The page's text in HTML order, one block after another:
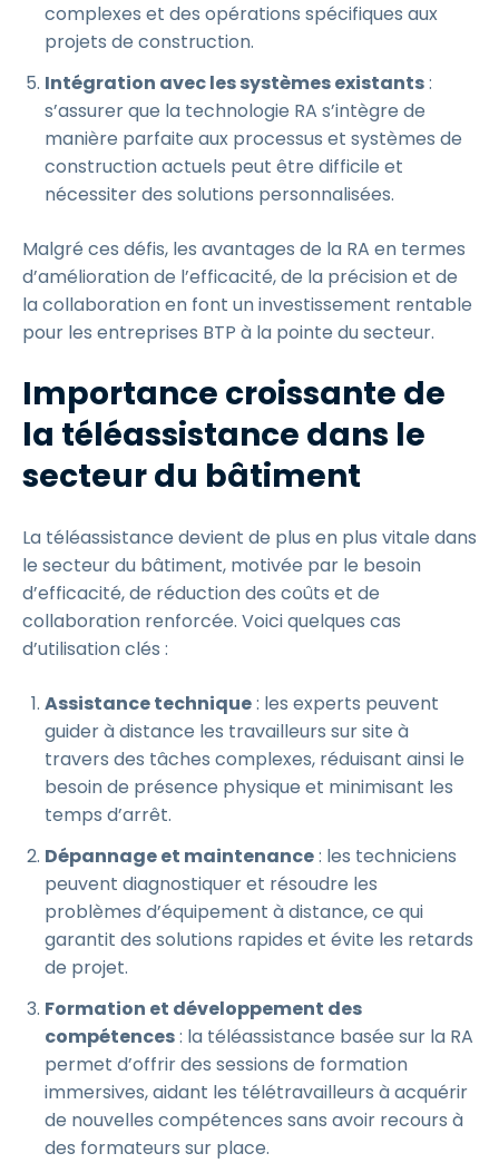
complexes et des opérations spécifiques aux
projets de construction.
Intégration avec les systèmes existants:
s’assurer que la technologie RA s’intègre de
manière parfaite aux processus et systèmes de
construction actuels peut être difficile et
nécessiter des solutions personnalisées.
Malgré ces défis, les avantages de la RA en termes
d’amélioration de l’efficacité, de la précision et de
la collaboration en font un investissement rentable
pour les entreprises BTP à la pointe du secteur.
Importance croissante de
la téléassistance dans le
secteur du bâtiment
La téléassistance devient de plus en plus vitale dans
le secteur du bâtiment, motivée par le besoin
d’efficacité, de réduction des coûts et de
collaboration renforcée. Voici quelques cas
d’utilisation clés :
Assistance technique: les experts peuvent
guider à distance les travailleurs sur site à
travers des tâches complexes, réduisant ainsi le
besoin de présence physique et minimisant les
temps d’arrêt.
Dépannage et maintenance: les techniciens
peuvent diagnostiquer et résoudre les
problèmes d’équipement à distance, ce qui
garantit des solutions rapides et évite les retards
de projet.
Formation et développement des
compétences: la téléassistance basée sur la RA
permet d’offrir des sessions de formation
immersives, aidant les télétravailleurs à acquérir
de nouvelles compétences sans avoir recours à
des formateurs sur place.